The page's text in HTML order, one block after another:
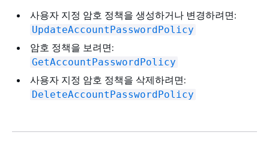
사용자 지정 암호 정책을 생성하거나 변경하려면:
UpdateAccountPasswordPolicy
암호 정책을 보려면:
GetAccountPasswordPolicy
사용자 지정 암호 정책을 삭제하려면:
DeleteAccountPasswordPolicy